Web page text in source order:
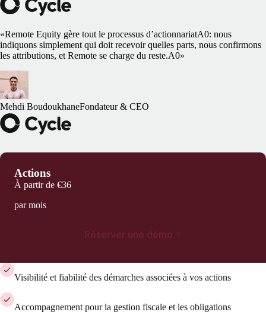
«Remote Equity gère tout le processus d’actionnariatA0: nous
indiquons simplement qui doit recevoir quelles parts, nous confirmons
les attributions, et Remote se charge du reste.A0»
Mehdi BoudoukhaneFondateur & CEO
Actions
À partir de €36
par mois
Réserver une démo
Visibilité et fiabilité des démarches associées à vos actions
Accompagnement pour la gestion fiscale et les obligations